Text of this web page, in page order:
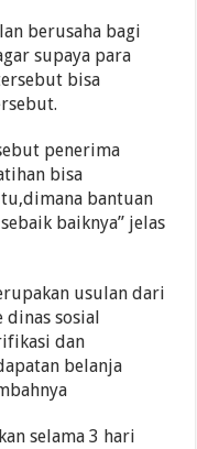
berusaha bagi
supaya para
bisa
penerima
bisa
bantuan
baiknya” jelas
usulan dari
sosial
dan
belanja
selama 3 hari